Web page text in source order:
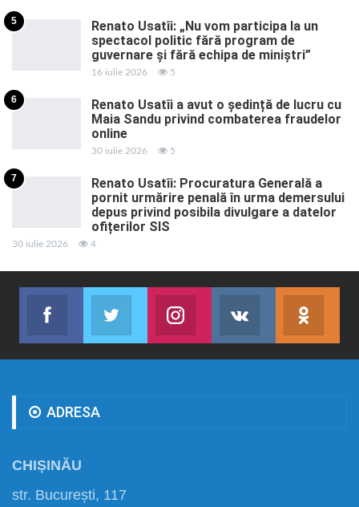
5
Renato Usatîi: „Nu vom participa la un
spectacol politic fără program de
guvernare și fără echipa de miniștri”
16 iulie 2026 5
6
Renato Usatîi a avut o ședință de lucru cu
Maia Sandu privind combaterea fraudelor
online
30 iulie 2026 5
7
Renato Usatîi: Procuratura Generală a
pornit urmărire penală în urma demersului
depus privind posibila divulgare a datelor
ofițerilor SIS
30 iulie 2026 4
Facebook
Abonează-te
Twitter
Join us on TwitterJoin us on Instagram
Abonează-te
ADRESA
CHIȘINĂU
str. București, 117